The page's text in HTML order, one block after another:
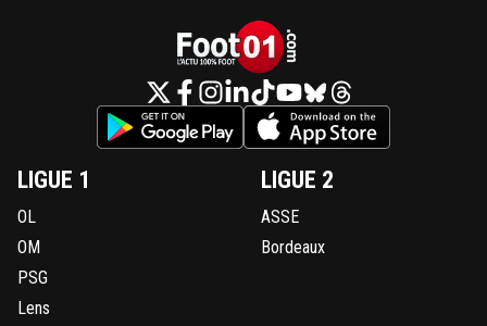
LIGUE 1
OL
OM
PSG
Lens
LIGUE 2
ASSE
Bordeaux